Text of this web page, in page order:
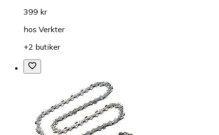
399 kr
hos Verkter
+2 butiker